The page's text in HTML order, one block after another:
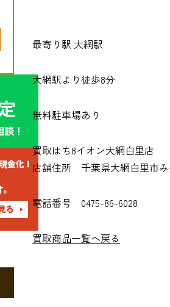
最寄り駅 大網駅
大網駅より徒歩8分
無料駐車場あり
買取はち8イオン大網白里店
店舗住所 千葉県大網白里市
電話番号 0475-86-6028
買取商品一覧へ戻る